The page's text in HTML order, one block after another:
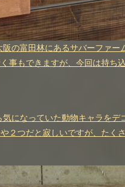
の富田林にあるサバーファ
事もできますが、今回は持ち
になっていた動物キャラを
２つだと寂しいですが、たく